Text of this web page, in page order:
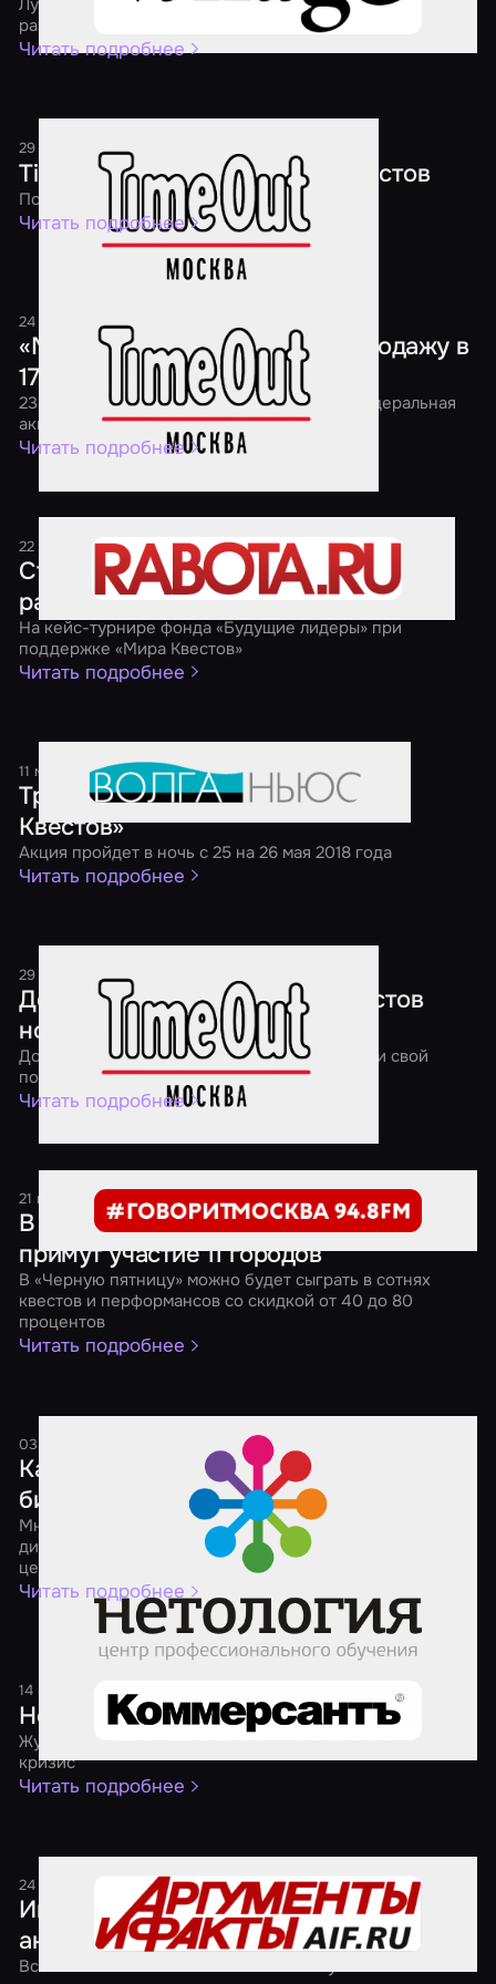
раздадут скидки уже четвертый год подряд
Читать подробнее
29 декабря 2018
Time Out: Новый год в мире квестов
Подарки каждому игроку!
Читать подробнее
24 ноября 20181 минута
«Мир Квестов» проведет распродажу в
17 городах страны
23 ноября в 7:00 утра в России начнется федеральная
акция «Black Friday Квесты 2018»
Читать подробнее
22 мая 20181 минута
Студенты предложили свое видение
развития рынка коворкингов
На кейс-турнире фонда «Будущие лидеры» при
поддержке «Мира Квестов»
Читать подробнее
11 мая 20181 минута
Третья ежегодная акция «Ночь
Квестов»
Акция пройдет в ночь с 25 на 26 мая 2018 года
Читать подробнее
29 декабря 2017
Дед Мороз отправил в мир квестов
новогодние подарки
До 13 января 2018 года вы тоже можете найти свой
подарок в квесте!
Читать подробнее
21 ноября 2017 1 минута
В «Черной пятнице» от «Мира Квестов»
примут участие 11 городов
В «Черную пятницу» можно будет сыграть в сотнях
квестов и перформансов со скидкой от 40 до 80
процентов
Читать подробнее
03 октября 2017
Как выбрать социальную сеть для
бизнеса
Мнения разных бизнесов о том, как продвигать студию
дизайнерской мебели, школу английского, фитнес-
центр и агрегатор квестов в соцсетях
Читать подробнее
14 августа 2017 1 минута
Нести свой квест
Журнал "Огонек" — о бизнесе, который расцвел в
кризис
Читать подробнее
24 мая 2017 1 минута
Играем, когда темно. В России прошла
акция "Ночь квестов"
Всего лишь за несколько часов число участников